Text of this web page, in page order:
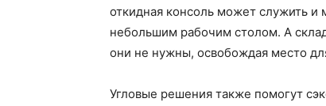
откидная консоль может служить
небольшим рабочим столом. А
они не нужны, освобождая место
Угловые решения также помогут